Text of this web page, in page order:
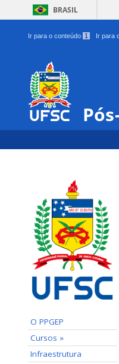
BRASIL
Ir para o conteúdo 1 Ir para
O PPGEP
Cursos »
Infraestrutura